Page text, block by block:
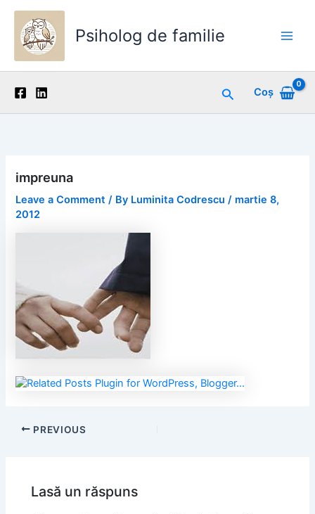
content
Psiholog de familie
SearchCoș
impreuna
Leave a Comment / By Luminita Codrescu/ martie 8,
2012
PREVIOUS
Lasă un răspuns